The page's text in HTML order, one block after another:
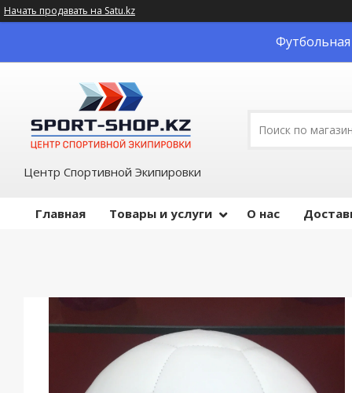
Начать продавать на Satu.kz
Футбольная
Центр Спортивной Экипировки
Главная Товары и услуги О нас